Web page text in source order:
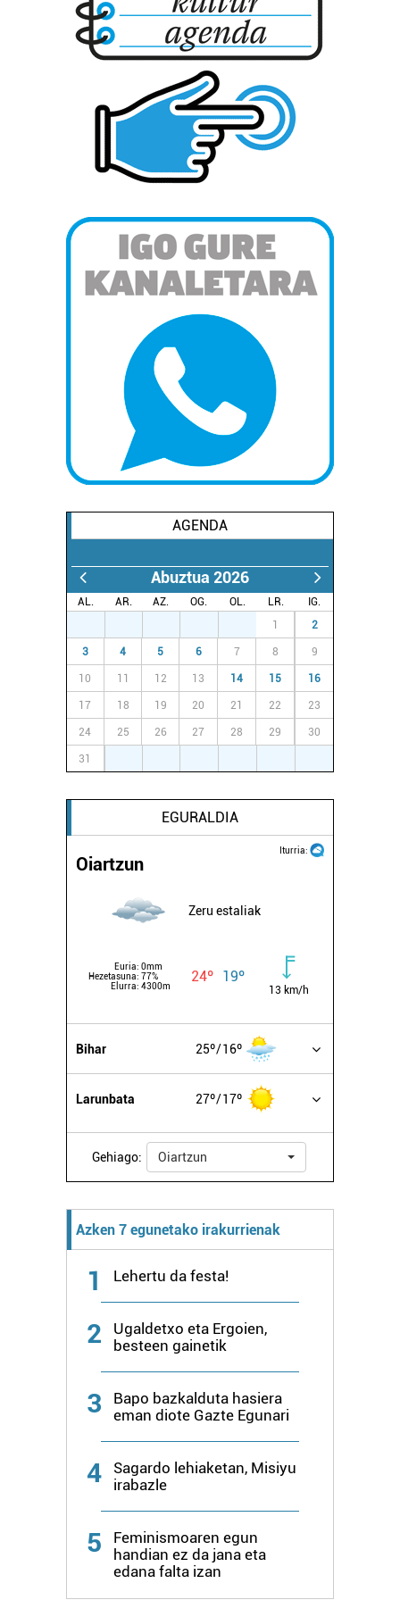
AGENDA
Abuztua 2026
AL. AR. AZ. OG. OL. LR.
IG.
1 2
3 4 5 6 7 8 9
10 11 12 13 14 15 16
17 18 19 20 21 22 23
24 25 26 27 28 29 30
31
EGURALDIA
Iturria:
Oiartzun
Zeru estaliak
Euria: 0mm
Hezetasuna: 77%
Elurra: 4300m
24º 19º
13 km/h
Bihar 25º 16º
Larunbata 27º 17º
Gehiago: Oiartzun
Azken 7 egunetako irakurrienak
1 Lehertu da festa!
2
Ugaldetxo eta Ergoien,
besteen gainetik
3
Bapo bazkalduta hasiera
eman diote Gazte Egunari
4
Sagardo lehiaketan, Misiyu
irabazle
5
Feminismoaren egun
handian ez da jana eta
edana falta izan